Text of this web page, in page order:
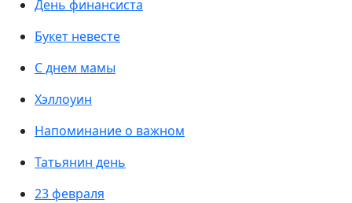
День финансиста
Букет невесте
С днем мамы
Хэллоуин
Напоминание о важном
Татьянин день
23 февраля